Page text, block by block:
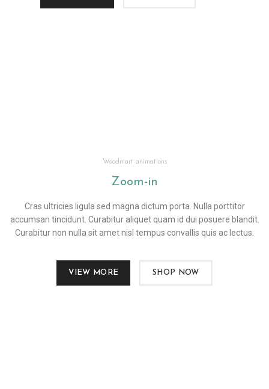
Woodmart animations
Zoom-in
Cras ultricies ligula sed magna dictum porta. Nulla porttitor
accumsan tincidunt. Curabitur aliquet quam id dui posuere blandit.
Curabitur non nulla sit amet nisl tempus convallis quis ac lectus.
VIEW MORE SHOP NOW